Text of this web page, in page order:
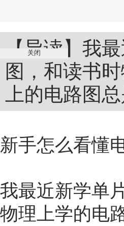
【导读】我
图，和读书
上的电路图
新手怎么看懂
我最近新学单
物理上学的电
关闭